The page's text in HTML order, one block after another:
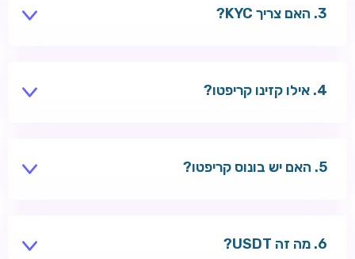
האם צריך KYC?
אילו קזינו קריפטו?
האם יש בונוס קריפטו?
מה זה USDT?